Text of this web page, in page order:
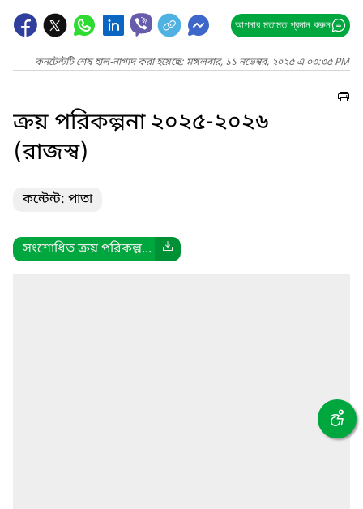
আপনার মতামত প্রদান করুন
কনটেন্টটি শেষ হাল-নাগাদ করা হয়েছে: মঙ্গলবার, ১১ নভেম্বর, ২০২৫ এ ০৩:৩৫ PM
ক্রয় পরিকল্পনা ২০২৫-২০২৬
(রাজস্ব)
কন্টেন্ট: পাতা
সংশোধিত ক্রয় পরিকল্প...